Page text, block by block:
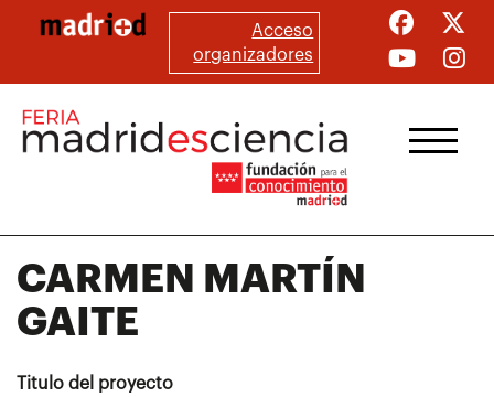
principal
Acceso
organizadores
CARMEN MARTÍN
GAITE
Titulo del proyecto